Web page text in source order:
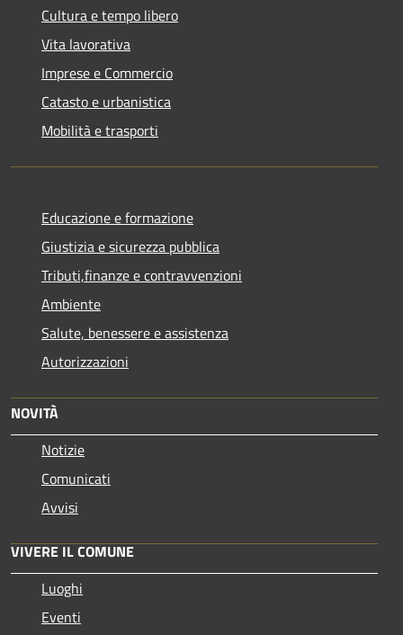
Cultura e tempo libero
Vita lavorativa
Imprese e Commercio
Catasto e urbanistica
Mobilità e trasporti
Educazione e formazione
Giustizia e sicurezza pubblica
Tributi,finanze e contravvenzioni
Ambiente
Salute, benessere e assistenza
Autorizzazioni
NOVITÀ
Notizie
Comunicati
Avvisi
VIVERE IL COMUNE
Luoghi
Eventi